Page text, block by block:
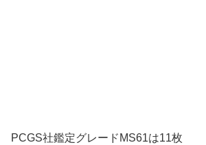
PCGS社鑑定グレードMS61は11枚